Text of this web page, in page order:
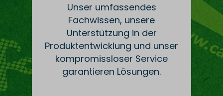
Unser umfassendes
Fachwissen, unsere
Unterstützung in der
Produktentwicklung und unser
kompromissloser Service
garantieren Lösungen.